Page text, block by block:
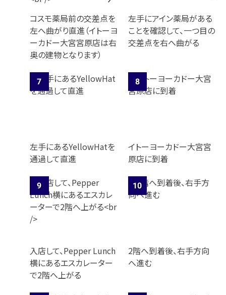
コスモ薬局前の交差点を
左へ曲がり直進（イトーヨ
ーカドー大宮宮原店は右
奥の建物となります）
左手にアイン薬局がある
ことを確認して、一つ目の
交差点を右へ曲がる
左手にあるYellowHatを
通過して直進
イトーヨーカドー大宮宮
原店に到着
入店して、Pepper Lunch
横にあるエスカレーター
で2階へ上がる
2階へ到着後、右手方向
へ進む